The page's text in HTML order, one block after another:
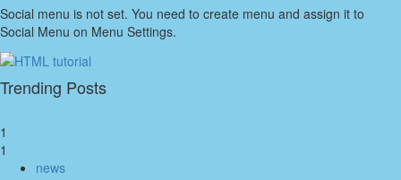
Social menu is not set. You need to create menu and assign it to
Social Menu on Menu Settings.
Trending Posts
1
1
news